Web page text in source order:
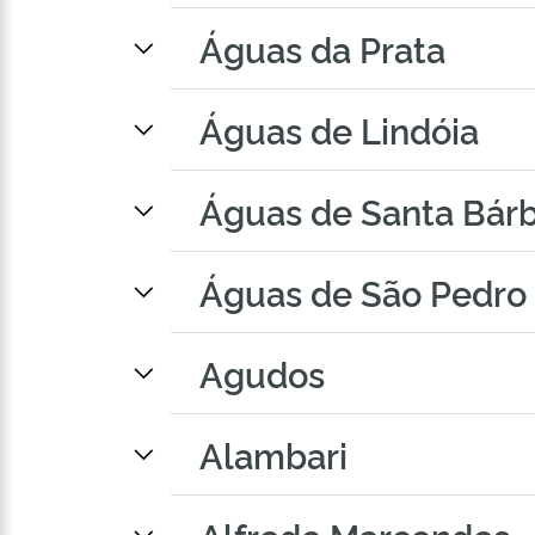
Águas da Prata
Águas de Lindóia
Águas de Santa
Águas de São Pedro
Agudos
Alambari